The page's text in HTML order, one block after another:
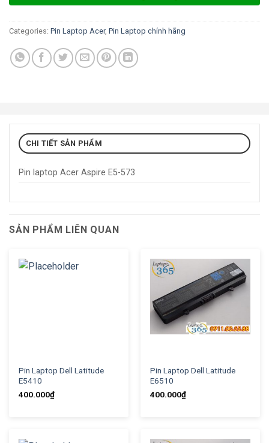
Categories: Pin Laptop Acer, Pin Laptop chính hãng
CHI TIẾT SẢN PHẨM
Pin laptop Acer Aspire E5-573
SẢN PHẨM LIÊN QUAN
Pin Laptop Dell Latitude
E5410
400.000₫
Pin Laptop Dell Latitude
E6510
400.000₫